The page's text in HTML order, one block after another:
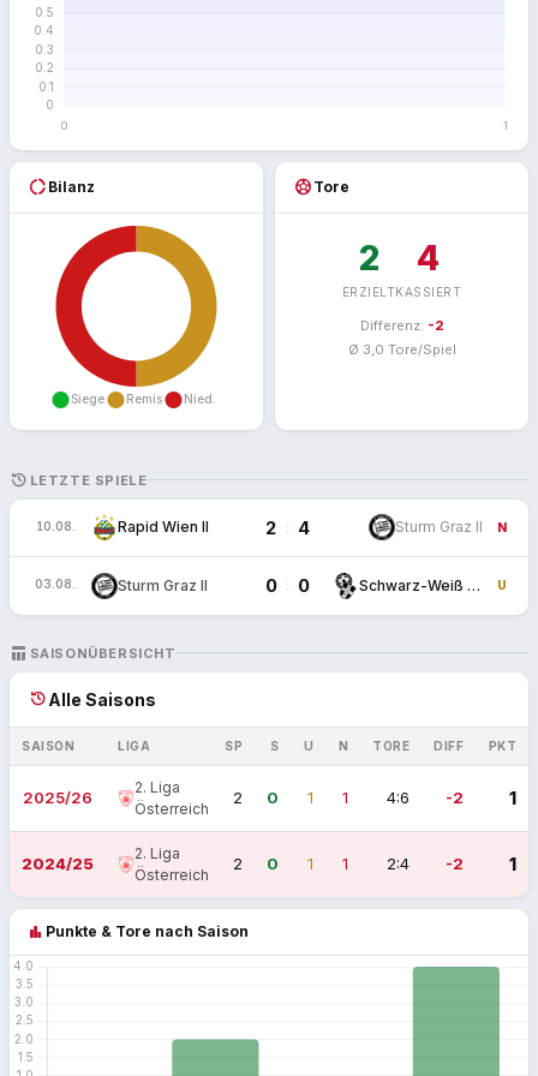
donut_large Bilanz sports_soccer Tore
2
ERZIELT
4
KASSIERT
Differenz: -2
Ø 3,0 Tore/Spiel
HISTORY LETZTE SPIELE
10.08. Rapid Wien II 2 : 4 Sturm Graz II N
03.08. Sturm Graz II 0 : 0 Schwarz-Weiß Bregenz U
TABLE_CHART SAISONÜBERSICHT
historyAlle Saisons
SAISON LIGA SP S U N TORE DIFF PKT
2025/26
2. Liga
Österreich
2 0 1 1 4:6 -2 1
2024/25
2. Liga
Österreich
2 0 1 1 2:4 -2 1
bar_chart Punkte & Tore nach Saison